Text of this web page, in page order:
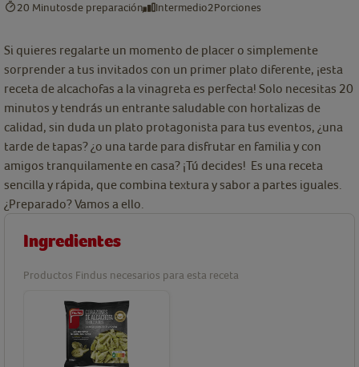
20 Minutosde preparación Intermedio2Porciones
Si quieres regalarte un momento de placer o simplemente
sorprender a tus invitados con un primer plato diferente, ¡esta
receta de alcachofas a la vinagreta es perfecta! Solo necesitas 20
minutos y tendrás un entrante saludable con hortalizas de
calidad, sin duda un plato protagonista para tus eventos, ¿una
tarde de tapas? ¿o una tarde para disfrutar en familia y con
amigos tranquilamente en casa? ¡Tú decides! Es una receta
sencilla y rápida, que combina textura y sabor a partes iguales.
¿Preparado? Vamos a ello.
Ingredientes
Productos Findus necesarios para esta receta